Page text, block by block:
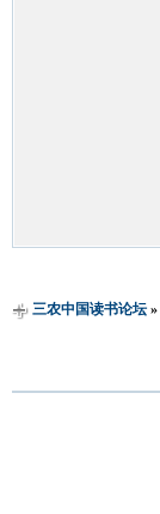
三农中国读书论坛»